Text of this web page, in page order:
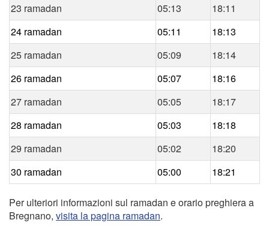
23 ramadan
05:13
18:11
24 ramadan
05:11
18:13
25 ramadan
05:09
18:14
26 ramadan
05:07
18:16
27 ramadan
05:05
18:17
28 ramadan
05:03
18:18
29 ramadan
05:02
18:20
30 ramadan
05:00 18:21
Per ulteriori informazioni sul ramadan e orario preghiera a
Bregnano, visita la pagina ramadan.